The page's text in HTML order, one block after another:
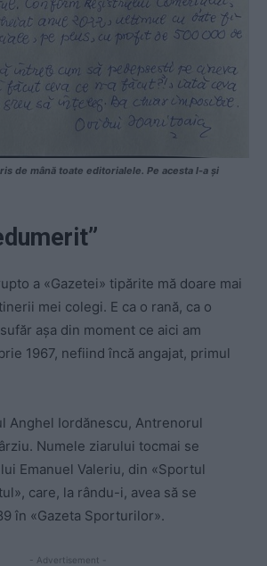
de mână toate editorialele. Pe acesta l-a și
a «Gazetei» tipărite mă doare mai
mei colegi. E ca o rană, ca o
așa din moment ce aici am
1967, nefiind încă angajat, primul
Anghel Iordănescu, Antrenorul
Numele ziarului tocmai se
Emanuel Valeriu, din «Sportul
care, la rându-i, avea să se
în «Gazeta Sporturilor».
- Advertisement -